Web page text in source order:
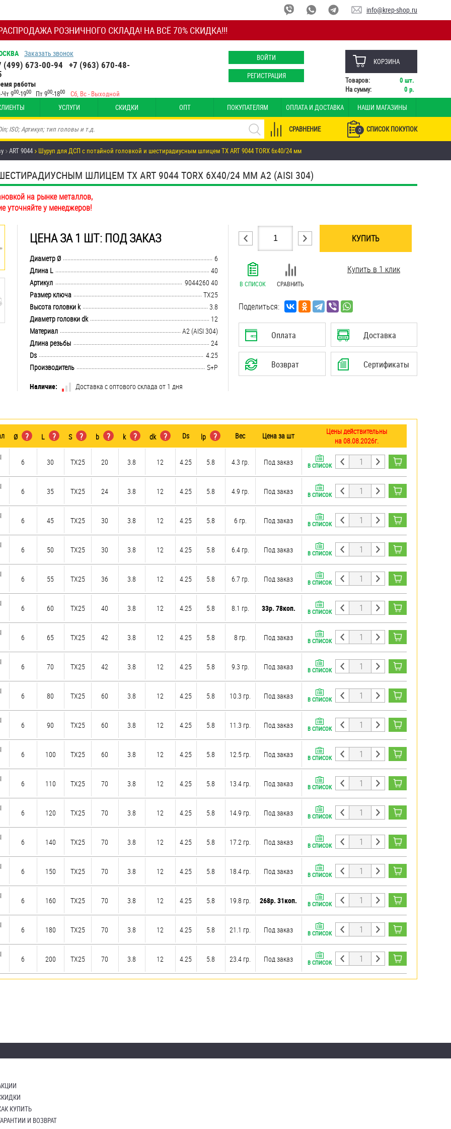
РОЗНИЧНОГО СКЛАДА! НА ВСЁ 70% СКИДКА!!!
info@krep-shop.ru
Заказать звонок
(499) 673-00-94 +7 (963) 670-48-
работы
Чт 900-1900 Пт 900-1800 Сб, Вс - Выходной
ВОЙТИ
РЕГИСТРАЦИЯ
КОРЗИНА
Товаров: 0 шт.
На сумму:
0 р.
УСЛУГИ СКИДКИ ОПТ ПОКУПАТЕЛЯМ ОПЛАТА И ДОСТАВКА НАШИ МАГАЗИНЫ
0 СПИСОК ПОКУПОК
СРАВНЕНИЕ
ART 9044 Шуруп для ДСП с потайной головкой и шестирадиусным шлицем TX ART 9044 TORX 6х40/24 мм
ШЛИЦЕМ TX ART 9044 TORX 6Х40/24 ММ А2 (AISI 304)
на рынке металлов,
уточняйте у менеджеров!
ЦЕНА ЗА 1 ШТ: ПОД ЗАКАЗ
........................................................................................................................................................................................................
Диаметр Ø
6
........................................................................................................................................................................................................
Длина L
40
........................................................................................................................................................................................................
Артикул
9044260 40
........................................................................................................................................................................................................
Размер ключа
TX25
........................................................................................................................................................................................................
Высота головки k
3.8
........................................................................................................................................................................................................
Диаметр головки dk
12
........................................................................................................................................................................................................
Материал
А2 (AISI 304)
........................................................................................................................................................................................................
Длина резьбы
24
........................................................................................................................................................................................................
Ds
4.25
........................................................................................................................................................................................................
Производитель
S+P
Наличие:
Доставка с оптового склада от 1 дня
КУПИТЬ
В СПИСОК СРАВНИТЬ
Купить в 1 клик
Поделиться:
Оплата Доставка
Возврат Сертификаты
Ø ? L ? S ? b ? k ? dk ? Ds lp ? Вес Цена за шт
Цены действительны
на 08.08.2026г.
6 30 TX25 20 3.8 12 4.25 5.8 4.3 гр. Под заказ В СПИСОК
6 35 TX25 24 3.8 12 4.25 5.8 4.9 гр. Под заказ В СПИСОК
6 45 TX25 30 3.8 12 4.25 5.8 6 гр. Под заказ В СПИСОК
6 50 TX25 30 3.8 12 4.25 5.8 6.4 гр. Под заказ В СПИСОК
6 55 TX25 36 3.8 12 4.25 5.8 6.7 гр. Под заказ В СПИСОК
6 60 TX25 40 3.8 12 4.25 5.8 8.1 гр. 33р. 78коп. В СПИСОК
6 65 TX25 42 3.8 12 4.25 5.8 8 гр. Под заказ В СПИСОК
6 70 TX25 42 3.8 12 4.25 5.8 9.3 гр. Под заказ В СПИСОК
6 80 TX25 60 3.8 12 4.25 5.8 10.3 гр. Под заказ В СПИСОК
6 90 TX25 60 3.8 12 4.25 5.8 11.3 гр. Под заказ В СПИСОК
6 100 TX25 60 3.8 12 4.25 5.8 12.5 гр. Под заказ В СПИСОК
6 110 TX25 70 3.8 12 4.25 5.8 13.4 гр. Под заказ В СПИСОК
6 120 TX25 70 3.8 12 4.25 5.8 14.9 гр. Под заказ В СПИСОК
6 140 TX25 70 3.8 12 4.25 5.8 17.2 гр. Под заказ В СПИСОК
6 150 TX25 70 3.8 12 4.25 5.8 18.4 гр. Под заказ В СПИСОК
6 160 TX25 70 3.8 12 4.25 5.8 19.8 гр. 268р. 31коп. В СПИСОК
6 180 TX25 70 3.8 12 4.25 5.8 21.1 гр. Под заказ В СПИСОК
6 200 TX25 70 3.8 12 4.25 5.8 23.4 гр. Под заказ В СПИСОК
КУПИТЬ
И ВОЗВРАТ